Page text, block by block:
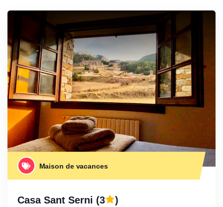
Maison de vacances
Casa Sant Serni (3 )